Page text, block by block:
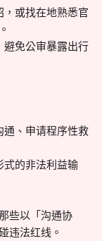
，或找在地熟悉官
避免公审暴露出行
通、申请程序性救
式的非法利益输
些以「沟通协
违法红线。